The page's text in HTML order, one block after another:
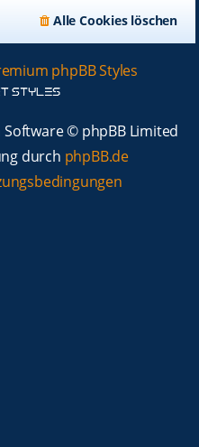
Alle Cookies löschen
phpBB Styles
© phpBB Limited
durch phpBB.de